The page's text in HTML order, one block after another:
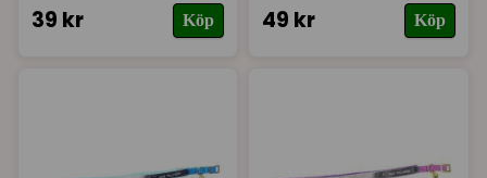
39 kr Köp 49 kr Köp